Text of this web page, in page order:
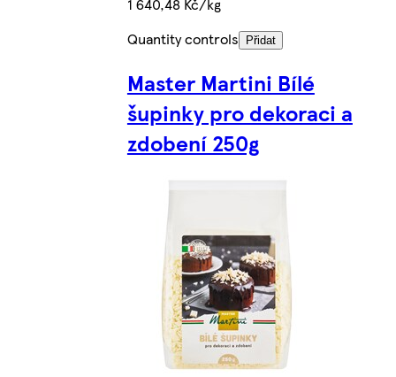
Quantity controls
Přidat
Master Martini Bílé
šupinky pro dekoraci a
zdobení 250g